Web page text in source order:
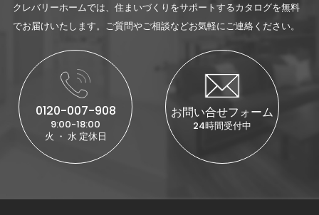
クレバリーホームでは、住まいづくりをサポートするカタログを無料
でお届けいたします。ご質問やご相談などお気軽にご連絡ください。
0120-007-908
9:00-18:00
火 ・ 水 定休日
お問い合せフォーム
24時間受付中